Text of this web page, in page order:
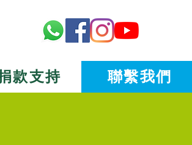
款支持 聯繫我們